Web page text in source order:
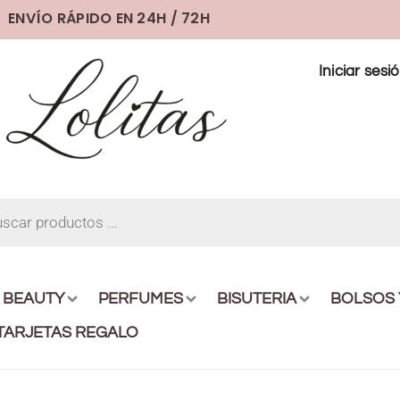
ENVÍO RÁPIDO EN 24H / 72H
Iniciar
BEAUTY PERFUMES BISUTERIA BOLSOS
REGALO